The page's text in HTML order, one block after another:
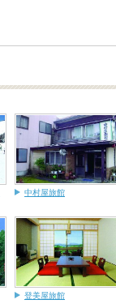
中村屋旅館
登美屋旅館